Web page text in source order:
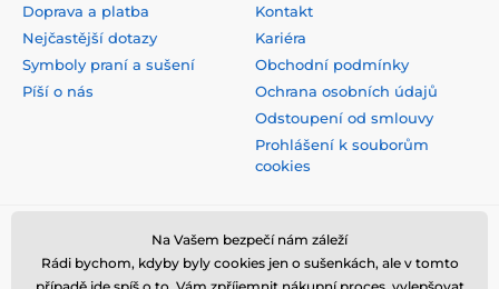
Doprava a platba
Nejčastější dotazy
Symboly praní a sušení
Píší o nás
Kontakt
Kariéra
Obchodní podmínky
Ochrana osobních údajů
Odstoupení od smlouvy
Prohlášení k souborům
cookies
Bezpečná platba kartou
Na Vašem bezpečí nám záleží
Rádi bychom, kdyby byly cookies jen o sušenkách, ale v tomto